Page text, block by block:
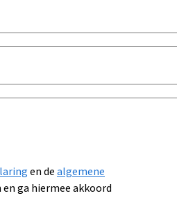
en dealgemene
ga hiermee akkoord